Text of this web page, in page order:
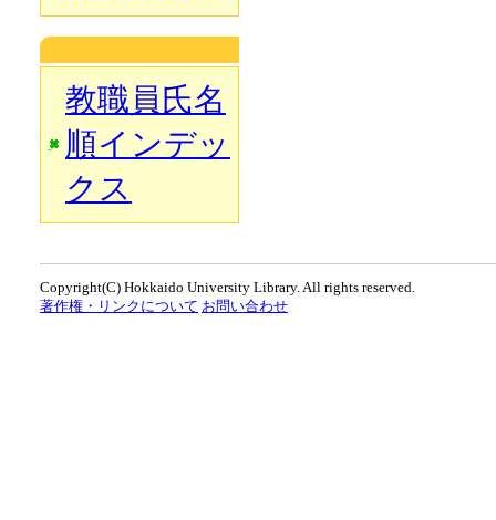
教職員氏名
順インデッ
クス
Copyright(C) Hokkaido University Library. All rights reserved.
著作権・リンクについて お問い合わせ